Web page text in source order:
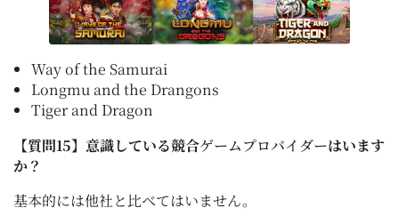
Way of the Samurai
Longmu and the Drangons
Tiger and Dragon
【質問15】意識している競合ゲームプロバイダーはいます
か？
基本的には他社と比べてはいません。